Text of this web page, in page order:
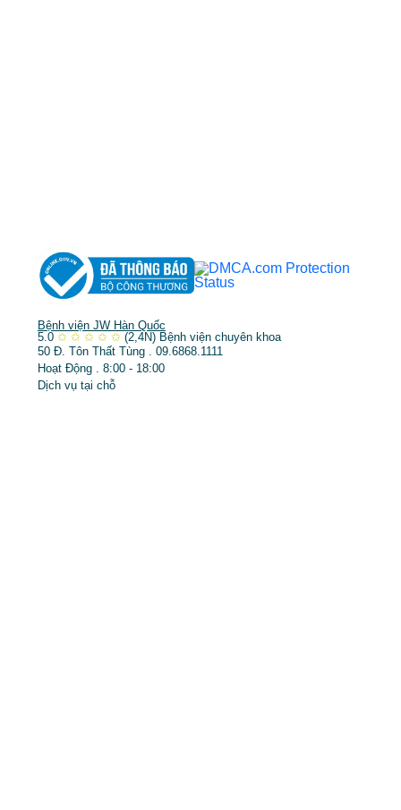
Bệnh viện JW Hàn Quốc
5.0 ✩ ✩ ✩ ✩ ✩ (2,4N) Bệnh viện chuyên khoa
50 Đ. Tôn Thất Tùng . 09.6868.1111
Hoạt Động . 8:00 - 18:00
Dịch vụ tại chỗ